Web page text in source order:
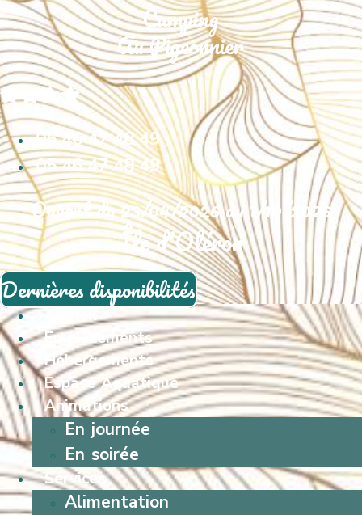
05 46 47 48 49
05 46 47 48 49
Ouvert du 23/04/2026 au 1/10/2026
Île d'Oléron
Dernières disponibilités
Accueil
Emplacements
Hébergements
Espace Aquatique
Animations
En journée
En soirée
Services
Alimentation